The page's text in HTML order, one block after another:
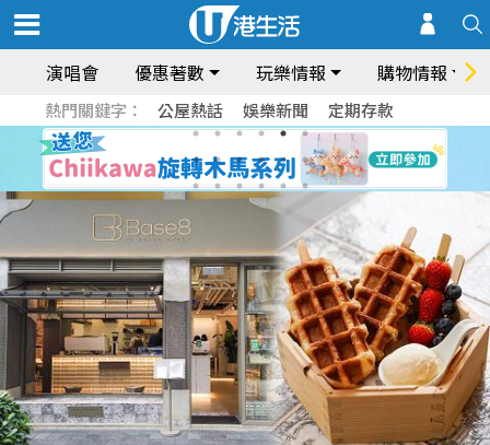
演唱會 優惠著數 玩樂情報 購物情報
熱門關鍵字： 公屋熱話 娛樂新聞 定期存款